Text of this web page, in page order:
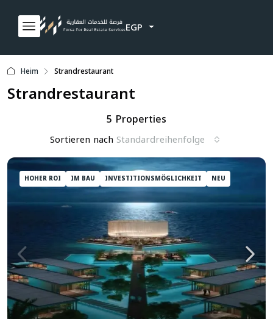
EGP
Heim Strandrestaurant
Strandrestaurant
5 Properties
Sortieren nach Standardreihenfolge
HOHER ROI IM BAU INVESTITIONSMÖGLICHKEIT NEU